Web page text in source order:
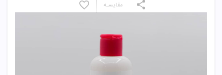
مقایسـه